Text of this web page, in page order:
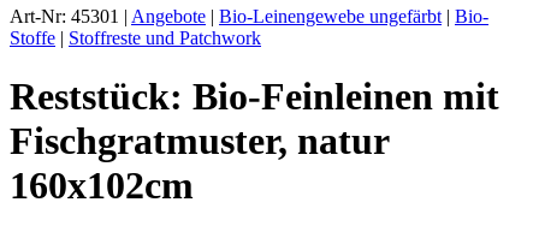
Art-Nr: 45301 | Angebote | Bio-Leinengewebe ungefärbt | Bio-
Stoffe | Stoffreste und Patchwork
Reststück: Bio-Feinleinen mit
Fischgratmuster, natur
160x102cm